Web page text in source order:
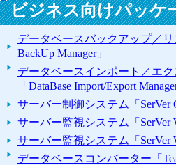
ビジネス向けパッケ
データベースバックアップ／リ
BackUp Manager」
データベースインポート／エ
「DataBase Import/Export Manager
サーバー制御システム「SerVer
サーバー監視システム「SerVer
サーバー監視システム「SerVer
データベースコンバーター「